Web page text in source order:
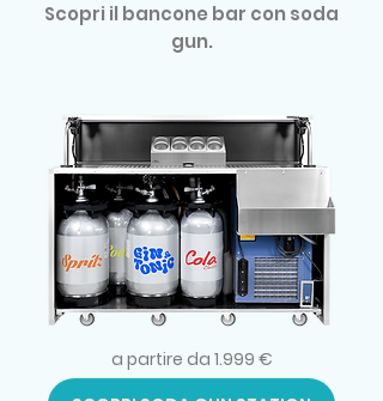
Scopri il bancone bar con soda
gun.
a partire da 1.999 €